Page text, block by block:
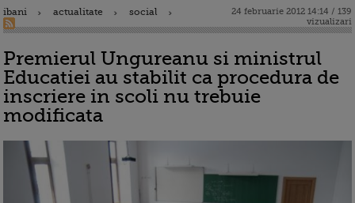
ibani actualitate social
24 februarie 2012 14:14 / 139
vizualizari
Premierul Ungureanu si ministrul
Educatiei au stabilit ca procedura de
inscriere in scoli nu trebuie
modificata